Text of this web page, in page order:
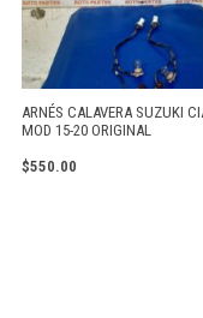
ARNÉS CALAVERA SUZUKI
MOD 15-20 ORIGINAL
$550.00